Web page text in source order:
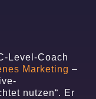
Level-Coach
Marketing –
nutzen“. Er